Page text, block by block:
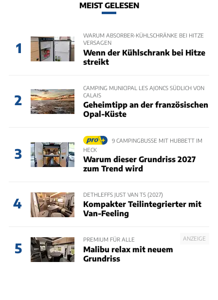
MEIST GELESEN
1
WARUM ABSORBER-KÜHLSCHRÄNKE BEI HITZE
VERSAGEN
Wenn der Kühlschrank bei Hitze
streikt
2
CAMPING MUNICIPAL LES AJONCS SÜDLICH VON
CALAIS
Geheimtipp an der französischen
Opal-Küste
3
9 CAMPINGBUSSE MIT HUBBETT IM
HECK
Warum dieser Grundriss 2027
zum Trend wird
4
DETHLEFFS JUST VAN T5 (2027)
Kompakter Teilintegrierter mit
Van-Feeling
5
ANZEIGE
PREMIUM FÜR ALLE
Malibu relax mit neuem
Grundriss